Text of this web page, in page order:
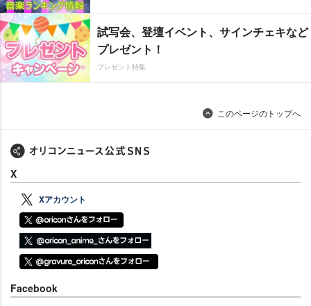
試写会、登壇イベント、サインチェキなど
プレゼント！
プレゼント特集
このページのトップへ
X
Xアカウント
Facebook